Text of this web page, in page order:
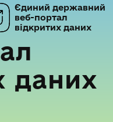
Єдиний державний
веб-портал
відкритих даних
даних